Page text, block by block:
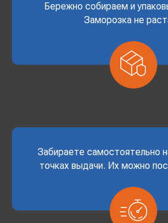
Бережно собираем и
Заморозка не
Забираете самостоятельно
точках выдачи. Их можно